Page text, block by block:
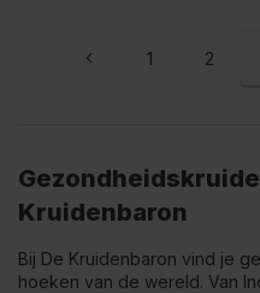
1 2
Kruidenbaron
Bij De Kruidenbaron vind je
hoeken van de wereld. Van